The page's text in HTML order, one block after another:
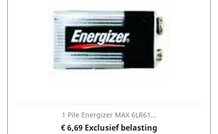
1 Pile Energizer MAX 6LR61...
Prijs
€ 6,69 Exclusief belasting